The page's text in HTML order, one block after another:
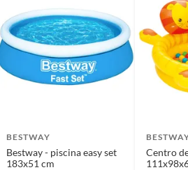
todos sus accesorios,
manchas,
BESTWAY
Bestway - piscina easy set
183x51 cm
Centro